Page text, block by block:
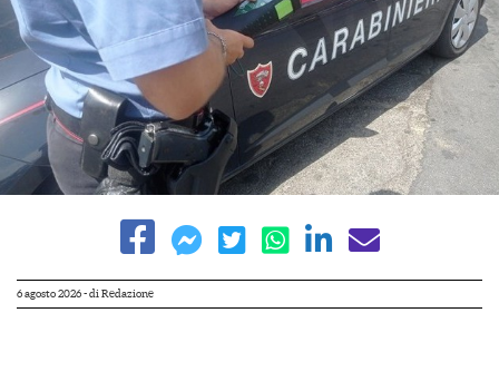
6 agosto 2026- di Redazione